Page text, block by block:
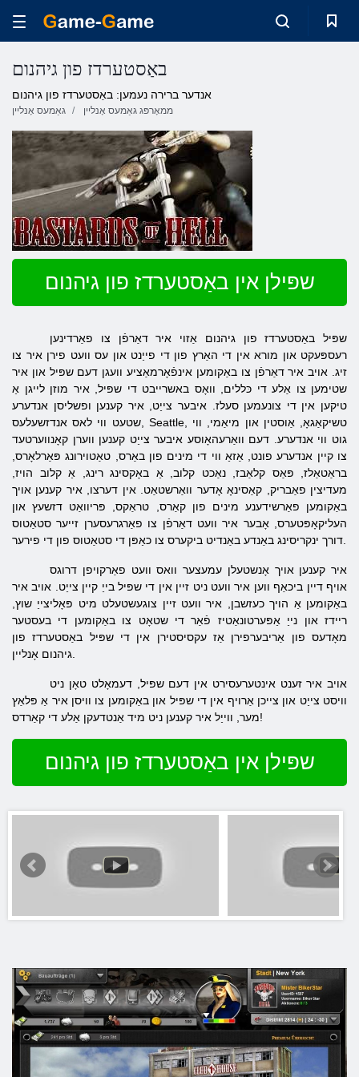
באַסטערדז פון גיהנום
אנדער ברירה נעמען: באַסטערדז פון גיהנום
גאַמעס אָנליין ממאָרפּג גאַמעס אָנליין
שפּילן אין באַסטערדז פון גיהנום
שפּיל באַסטערדז פון גיהנום אַזוי איר דאַרפֿן צו פאַרדינען
רעספּעקט און מורא אין די האַרץ פון די פייַנט און עס וועט פירן איר צו
זיג. אויב איר דאַרפֿן צו באַקומען אינפֿאָרמאַציע וועגן דעם שפּיל און איר
שטימען צו אַלע די כּללים, וואָס באשרייבט די שפּיל, איר מוזן לייגן אַ
טיקען אין די צונעמען סעלז. איבער צייַט, איר קענען ופשליסן אנדערע
שטעט ווי לאס אנדזשעלעס, Seattle, טשיקאַגאָ, אַוסטין און מיאַמי, ווי
גוט ווי אנדערע. דעם וואַרעהאָוסע איבער צייַט קענען ווערן קאָנווערטעד
צו קיין אנדערע פונט, אַזאַ ווי די מינים פון באַרס, טאַטוירונג פּאַרלאָרס,
בראַטאַלז, פּאַס קלאַבז, נאַכט קלוב, אַ באָקסינג רינג, אַ קלוב הויז,
מעדיצין פאַבריק, קאַסינאָ אָדער וואַרשטאַט. אין דערצו, איר קענען אויך
באַקומען פאַרשידענע מינים פון קאַרס, טראַקס, פּריוואַט דזשעץ און
העליקאָפּטערס, אָבער איר וועט דאַרפֿן צו פאַרגרעסערן זייער סטאַטוס
איר קענען אויך אָנשטעלן עמעצער וואס וועט פאַרקויפן דרוגס
אויף דיין ביכאַף ווען איר וועט ניט זיין אין די שפּיל בייַ קיין צייַט. אויב איר
באַקומען אַ הויך כעזשבן, איר וועט זיין צוגעשטעלט מיט פּאָליצייַ שוץ,
ריידז און נייַ אַפּערטונאַטיז פֿאַר די שטאָט צו באַקומען די בעסטער
מאָדעס פון אַריבערפירן אַז עקסיסטירן אין די שפּיל באַסטערדז פון
אויב איר זענט אינטערעסירט אין דעם שפּיל, דעמאָלט טאָן ניט
וויסט צייַט און צייכן אַרויף אין די שפּיל און באַקומען צו וויסן איר אַ פּלאַץ
מער, ווייַל איר קענען ניט מיד אַנטדעקן אַלע די קאַרדס!
שפּילן אין באַסטערדז פון גיהנום